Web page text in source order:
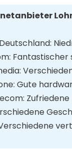
Fantastischer
Gute
Verschiedene